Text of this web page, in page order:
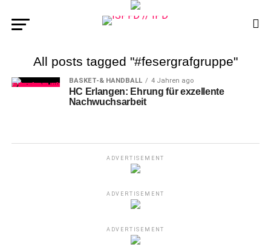
All posts tagged "#fesergrafgruppe"
BASKET-& HANDBALL 4 Jahren ago
HC Erlangen: Ehrung für exzellente
Nachwuchsarbeit
ADVERTISEMENT
ADVERTISEMENT
ADVERTISEMENT